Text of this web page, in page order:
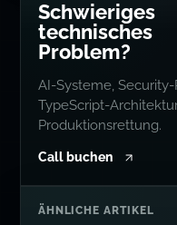
Schwieriges
technisches
Problem?
AI-Systeme, Security-
TypeScript-
Produktionsrettung.
Call buchen
ÄHNLICHE ARTIKEL